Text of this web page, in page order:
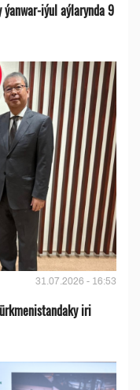
ýanwar-iýul aýlarynda 9
31.07.2026 - 16:53
iri